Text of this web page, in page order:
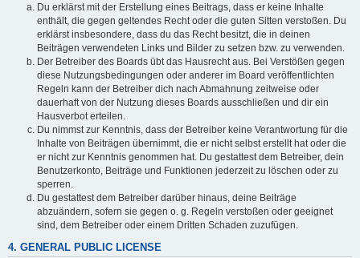
Du erklärst mit der Erstellung eines Beitrags, dass er keine Inhalte
enthält, die gegen geltendes Recht oder die guten Sitten verstoßen. Du
erklärst insbesondere, dass du das Recht besitzt, die in deinen
Beiträgen verwendeten Links und Bilder zu setzen bzw. zu verwenden.
Der Betreiber des Boards übt das Hausrecht aus. Bei Verstößen gegen
diese Nutzungsbedingungen oder anderer im Board veröffentlichten
Regeln kann der Betreiber dich nach Abmahnung zeitweise oder
dauerhaft von der Nutzung dieses Boards ausschließen und dir ein
Hausverbot erteilen.
Du nimmst zur Kenntnis, dass der Betreiber keine Verantwortung für die
Inhalte von Beiträgen übernimmt, die er nicht selbst erstellt hat oder die
er nicht zur Kenntnis genommen hat. Du gestattest dem Betreiber, dein
Benutzerkonto, Beiträge und Funktionen jederzeit zu löschen oder zu
sperren.
Du gestattest dem Betreiber darüber hinaus, deine Beiträge
abzuändern, sofern sie gegen o. g. Regeln verstoßen oder geeignet
sind, dem Betreiber oder einem Dritten Schaden zuzufügen.
4. GENERAL PUBLIC LICENSE